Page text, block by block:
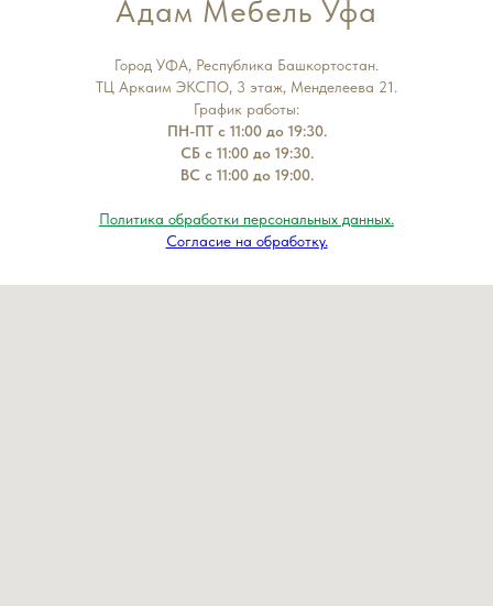
Адам Мебель Уфа
Город УФА, Республика Башкортостан.
ТЦ Аркаим ЭКСПО, 3 этаж, Менделеева 21.
График работы:
ПН-ПТ с 11:00 до 19:30.
СБ с 11:00 до 19:30.
ВС с 11:00 до 19:00.
Политика обработки персональных данных.
Согласие на обработку.